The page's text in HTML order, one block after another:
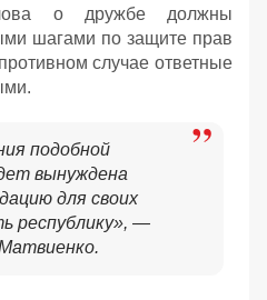
о дружбе должны
шагами по защите прав
случае ответные
подобной
вынуждена
для своих
республику», —